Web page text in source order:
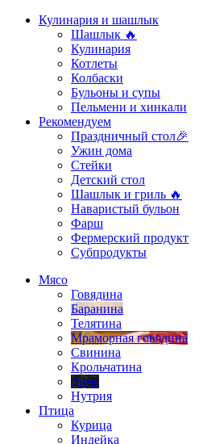
Кулинария и шашлык
Шашлык 🔥
Кулинария
Котлеты
Колбаски
Бульоны и супы
Пельмени и хинкали
Рекомендуем
Праздничный стол🎉
Ужин дома
Стейки
Детский стол
Шашлык и гриль 🔥
Наваристый бульон
Фарш
Фермерский продукт
Субпродукты
Мясо
Говядина
Баранина
Телятина
Мраморная говядина
Свинина
Крольчатина
Дичь
Нутрия
Птица
Курица
Индейка